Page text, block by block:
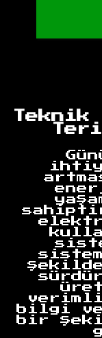
bilgi
bir